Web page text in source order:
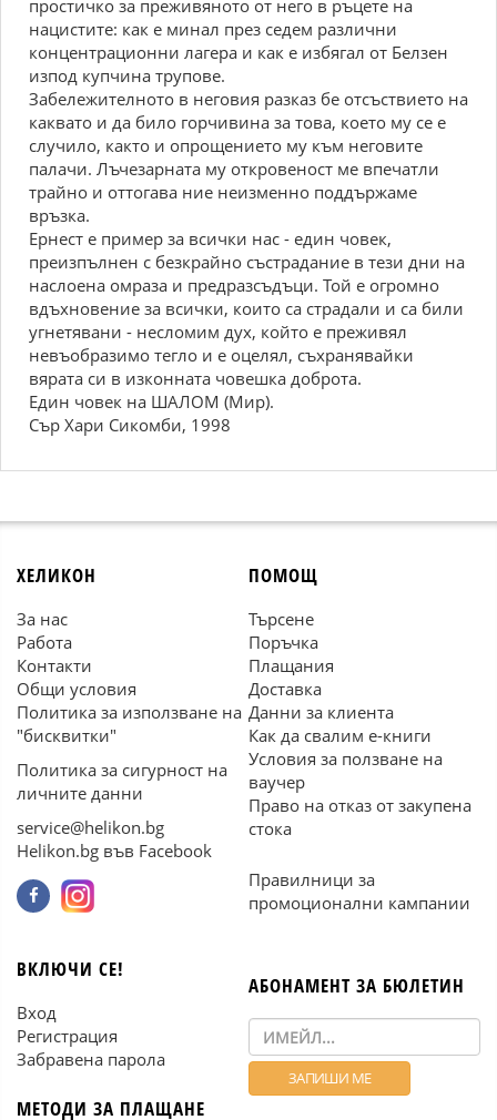
простичко за преживяното от него в ръцете на
нацистите: как е минал през седем различни
концентрационни лагера и как е избягал от Белзен
изпод купчина трупове.
Забележителното в неговия разказ бе отсъствието на
каквато и да било горчивина за това, което му се е
случило, както и опрощението му към неговите
палачи. Лъчезарната му откровеност ме впечатли
трайно и оттогава ние неизменно поддържаме
връзка.
Ернест е пример за всички нас - един човек,
преизпълнен с безкрайно състрадание в тези дни на
наслоена омраза и предразсъдъци. Той е огромно
вдъхновение за всички, които са страдали и са били
угнетявани - несломим дух, който е преживял
невъобразимо тегло и е оцелял, съхранявайки
вярата си в изконната човешка доброта.
Един човек на ШАЛОМ (Мир).
Сър Хари Сикомби, 1998
ХЕЛИКОН
За нас
Работа
Контакти
Общи условия
Политика за използване на
"бисквитки"
Политика за сигурност на
личните данни
service@helikon.bg
Helikon.bg във Facebook
ПОМОЩ
Търсене
Поръчка
Плащания
Доставка
Данни за клиента
Как да свалим е-книги
Условия за ползване на
ваучер
Право на отказ от закупена
стока
Правилници за
промоционални кампании
ВКЛЮЧИ СЕ!
Вход
Регистрация
Забравена парола
МЕТОДИ ЗА ПЛАЩАНЕ
АБОНАМЕНТ ЗА БЮЛЕТИН